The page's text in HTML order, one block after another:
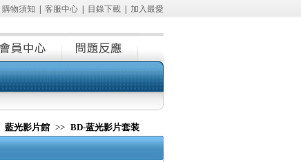
購物須知 客服中心| 目錄下載| 加入最愛
藍光影片館 >> BD-蓝光影片套装